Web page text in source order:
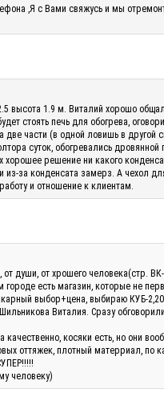
,Я с Вами свяжусь и мы
высота 1.9 м. Виталий хорошо
стоять печь для обогрева,
две части (в одной ловишь в
суток, обогревались
решение ни какого
за конденсата замерз. А чехол
и отношение к клиентам.
от души, от хрошего человека(стр.
есть магазин, которые не
выбор+цена, выбираю КУБ-
Виталия. Сразу
косяки есть, но они
оттяжек, плотный матерриал, по
человеку)